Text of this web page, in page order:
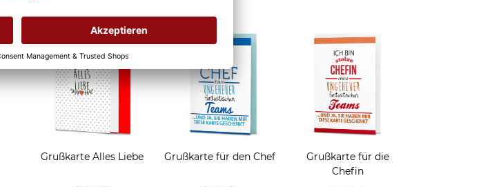
Grußkarten zum Verschenken
Grußkarte Alles Liebe Grußkarte für den Chef
Grußkarte für die
Chefin